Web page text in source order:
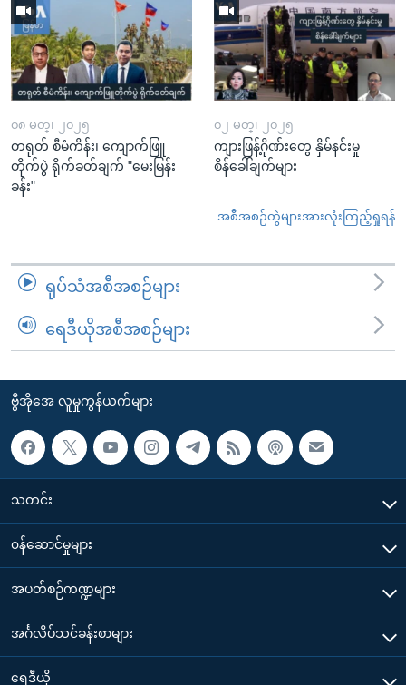
၀၈ မတ္၊ ၂၀၂၅
တရုတ် စီမံကိန်း၊ ကျောက်ဖြူ
တိုက်ပွဲ ရိုက်ခတ်ချက် "မေးမြန်း
ခန်း"
၀၂ မတ္၊ ၂၀၂၅
ကျားဖြန့်ဂိုဏ်းတွေ နှိမ်နင်းမှု
စိန်ခေါ်ချက်များ
အစီအစဉ်တွဲများအားလုံးကြည့်ရှုရန်
ရုပ်သံအစီအစဉ်များ
ရေဒီယိုအစီအစဉ်များ
ဗွီအိုအေ လူမှုကွန်ယက်များ
သတင်း
၀န်ဆောင်မှုများ
အပတ်စဉ်ကဏ္ဍများ
အင်္ဂလိပ်သင်ခန်းစာများ
ရေဒီယို